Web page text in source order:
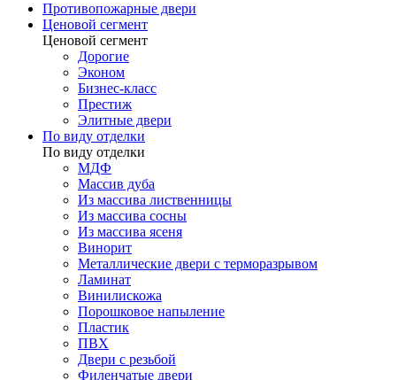
Противопожарные двери
Ценовой сегмент
Ценовой сегмент
Дорогие
Эконом
Бизнес-класс
Престиж
Элитные двери
По виду отделки
По виду отделки
МДФ
Массив дуба
Из массива лиственницы
Из массива сосны
Из массива ясеня
Винорит
Металлические двери с терморазрывом
Ламинат
Винилискожа
Порошковое напыление
Пластик
ПВХ
Двери с резьбой
Филенчатые двери